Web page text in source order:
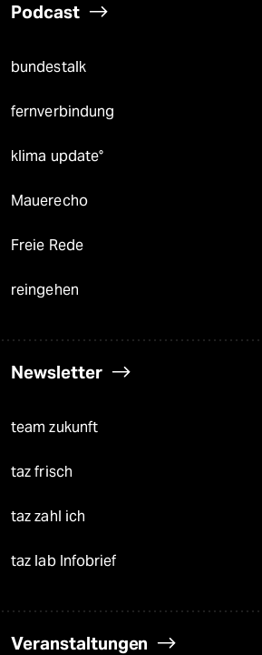
Podcast
bundestalk
fernverbindung
klima update°
Mauerecho
Freie Rede
reingehen
Newsletter
team zukunft
taz frisch
taz zahl ich
taz lab Infobrief
Veranstaltungen